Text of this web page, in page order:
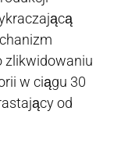
zlikwidowaniu
w ciągu 30
od